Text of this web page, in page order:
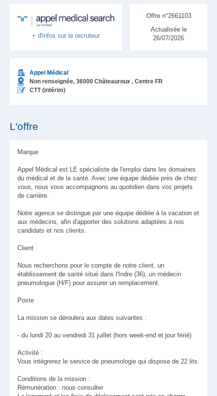
+ d'infos sur le recruteur
Appel Médical
Non renseignée, 36000 Châteauroux , Centre FR
CTT (intérim)
Offre n°2661103
Actualisée le
26/07/2026
L'offre
Marque
Appel Médical est LE spécialiste de l'emploi dans les domaines
du médical et de la santé. Avec une équipe dédiée près de chez
vous, nous vous accompagnons au quotidien dans vos projets
de carrière.
Notre agence se distingue par une équipe dédiée à la vacation et
aux médecins, afin d'apporter des solutions adaptées à nos
candidats et nos clients.
Client
Nous recherchons pour le compte de notre client, un
établissement de santé situé dans l'Indre (36), un médecin
pneumologue (H/F) pour assurer un remplacement.
Poste
La mission se déroulera aux dates suivantes :
- du lundi 20 au vendredi 31 juillet (hors week-end et jour férié)
Activité :
Vous intégrerez le service de pneumologie qui dispose de 22 lits.
Conditions de la mission :
Rémunération : nous consulter